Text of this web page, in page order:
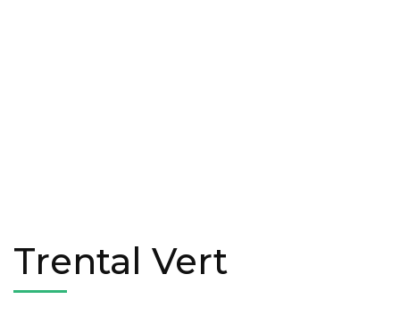
Trental Vert